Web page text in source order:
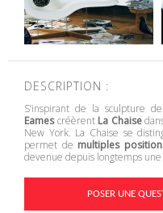
DESCRIPTION :
S’inspirant de la sculpture de
Eamescréèrent La Chaise
New York. La Chaise se
permet de multiples
devenue depuis longtemps une
POSER UNE